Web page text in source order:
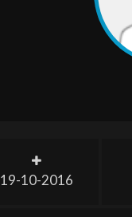
19-10-2016